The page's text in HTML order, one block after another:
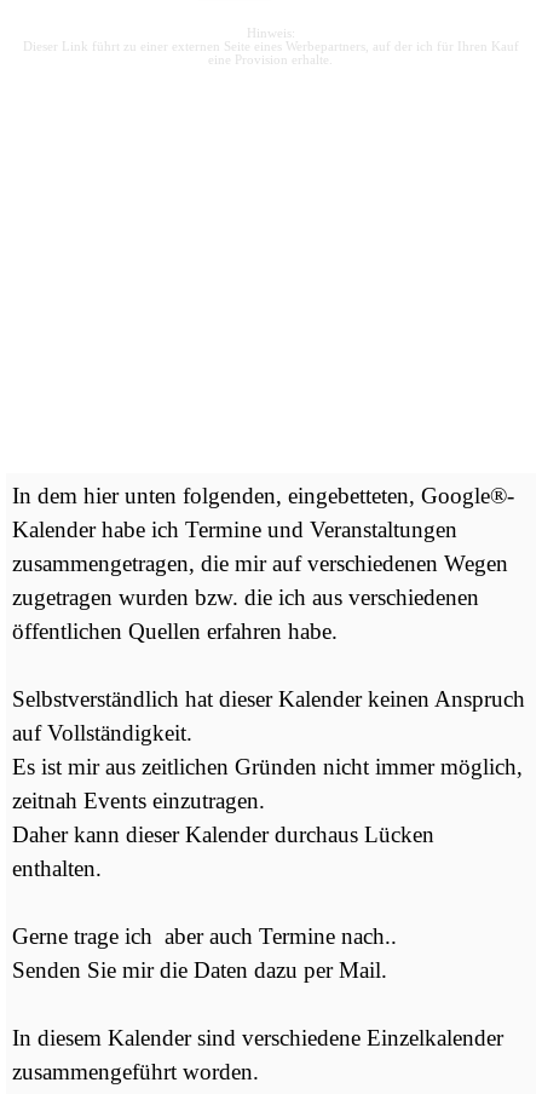
Hinweis:
Dieser Link führt zu einer externen Seite eines Werbepartners, auf der ich für Ihren Kauf
eine Provision erhalte.
In dem hier unten folgenden, eingebetteten, Google®-
Kalender habe ich Termine und Veranstaltungen
zusammengetragen, die mir auf verschiedenen Wegen
zugetragen wurden bzw. die ich aus verschiedenen
öffentlichen Quellen erfahren habe.
Selbstverständlich hat dieser Kalender keinen Anspruch
auf Vollständigkeit.
Es ist mir aus zeitlichen Gründen nicht immer möglich,
zeitnah Events einzutragen.
Daher kann dieser Kalender durchaus Lücken
enthalten.
Gerne trage ich aber auch Termine nach..
Senden Sie mir die Daten dazu per Mail.
In diesem Kalender sind verschiedene Einzelkalender
zusammengeführt worden.